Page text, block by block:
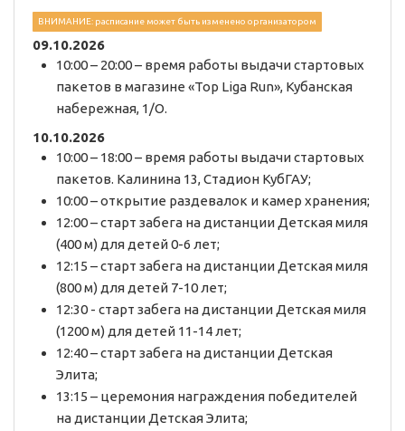
ВНИМАНИЕ: расписание может быть изменено организатором
09.10.2026
10:00 – 20:00 – время работы выдачи стартовых
пакетов в магазине «Top Liga Run», Кубанская
набережная, 1/О.
10.10.2026
10:00 – 18:00 – время работы выдачи стартовых
пакетов. Калинина 13, Стадион КубГАУ;
10:00 – открытие раздевалок и камер хранения;
12:00 – старт забега на дистанции Детская миля
(400 м) для детей 0-6 лет;
12:15 – старт забега на дистанции Детская миля
(800 м) для детей 7-10 лет;
12:30 - старт забега на дистанции Детская миля
(1200 м) для детей 11-14 лет;
12:40 – старт забега на дистанции Детская
Элита;
13:15 – церемония награждения победителей
на дистанции Детская Элита;